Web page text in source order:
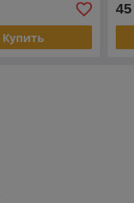
Купить
45